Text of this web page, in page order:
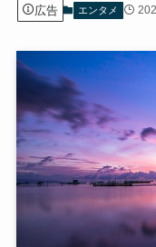
広告 エンタメ